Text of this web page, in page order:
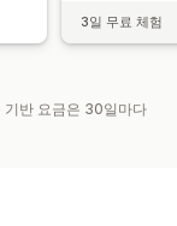
3일 무료 체험
기반 요금은 30일마다